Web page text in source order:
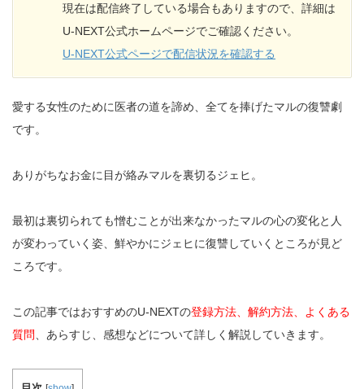
現在は配信終了している場合もありますので、詳細は
U-NEXT公式ホームページでご確認ください。
U-NEXT公式ページで配信状況を確認する
愛する女性のために医者の道を諦め、全てを捧げたマルの復讐劇
です。
ありがちなお金に目が絡みマルを裏切るジェヒ。
最初は裏切られても憎むことが出来なかったマルの心の変化と人
が変わっていく姿、鮮やかにジェヒに復讐していくところが見ど
ころです。
この記事ではおすすめのU-NEXTの登録方法、解約方法、よくある
質問
、あらすじ、感想などについて詳しく解説していきます。